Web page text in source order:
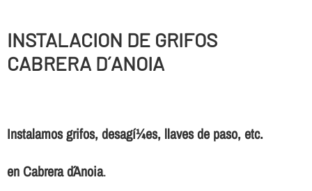
INSTALACION DE GRIFOS
CABRERA D´ANOIA
Instalamos grifos, desagí¼es, llaves de paso, etc.
en Cabrera d´Anoia.